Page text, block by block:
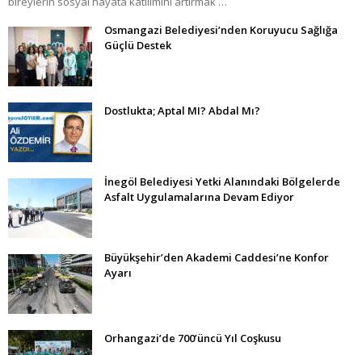
Osmangazi Belediyesi’nden Koruyucu Sağlığa
Güçlü Destek
Dostlukta; Aptal MI? Abdal Mı?
İnegöl Belediyesi Yetki Alanındaki Bölgelerde
Asfalt Uygulamalarına Devam Ediyor
Büyükşehir’den Akademi Caddesi’ne Konfor
Ayarı
Orhangazi’de 700’üncü Yıl Coşkusu